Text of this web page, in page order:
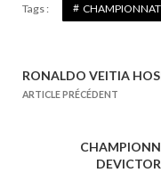
Tags :
N
RONALDO VEITIA
ARTICLE PRÉCÉDENT